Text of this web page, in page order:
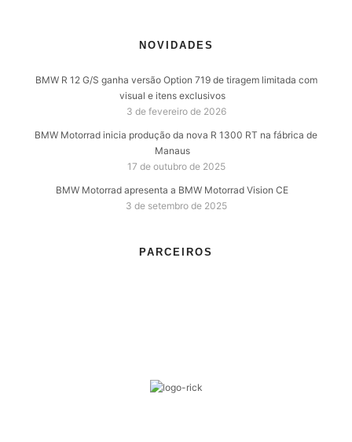
NOVIDADES
BMW R 12 G/S ganha versão Option 719 de tiragem limitada com
visual e itens exclusivos
3 de fevereiro de 2026
BMW Motorrad inicia produção da nova R 1300 RT na fábrica de
Manaus
17 de outubro de 2025
BMW Motorrad apresenta a BMW Motorrad Vision CE
3 de setembro de 2025
PARCEIROS